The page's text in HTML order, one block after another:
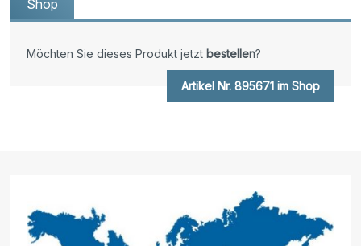
Shop
Möchten Sie dieses Produkt jetzt bestellen?
Artikel Nr. 895671 im Shop